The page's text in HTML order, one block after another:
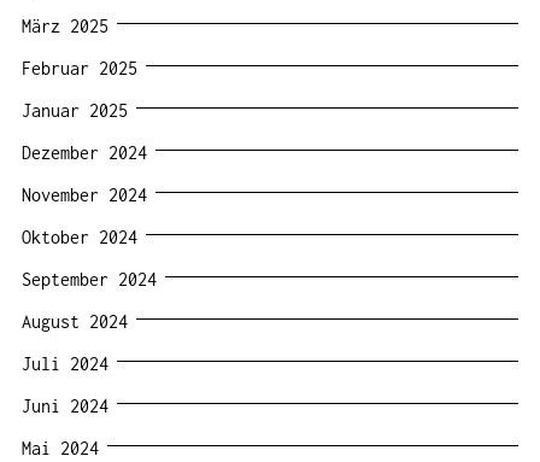
März 2025
Februar 2025
Januar 2025
Dezember 2024
November 2024
Oktober 2024
September 2024
August 2024
Juli 2024
Juni 2024
Mai 2024